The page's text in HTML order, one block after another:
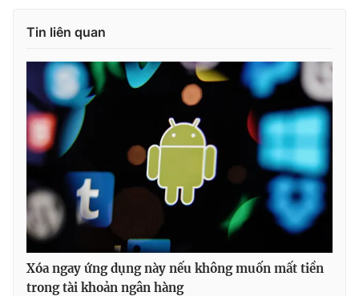
Tin liên quan
Xóa ngay ứng dụng này nếu không muốn mất tiền
trong tài khoản ngân hàng